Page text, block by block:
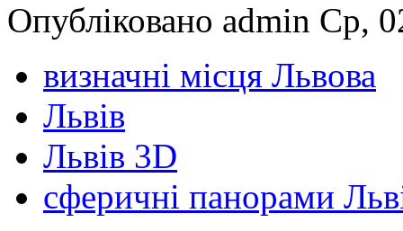
Опубліковано admin Ср,
визначні місця Львова
Львів
Львів 3D
сферичні панорами